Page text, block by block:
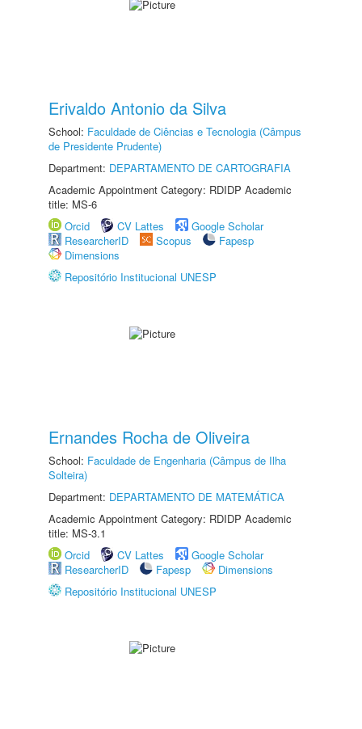
Erivaldo Antonio da Silva
School: Faculdade de Ciências e Tecnologia (Câmpus
de Presidente Prudente)
Department: DEPARTAMENTO DE CARTOGRAFIA
Academic Appointment Category: RDIDP Academic
title: MS-6
Orcid
CV Lattes
Google Scholar
ResearcherID
Scopus
Fapesp
Dimensions
Repositório Institucional UNESP
Ernandes Rocha de Oliveira
School: Faculdade de Engenharia (Câmpus de Ilha
Solteira)
Department: DEPARTAMENTO DE MATEMÁTICA
Academic Appointment Category: RDIDP Academic
title: MS-3.1
Orcid
CV Lattes
Google Scholar
ResearcherID
Fapesp
Dimensions
Repositório Institucional UNESP